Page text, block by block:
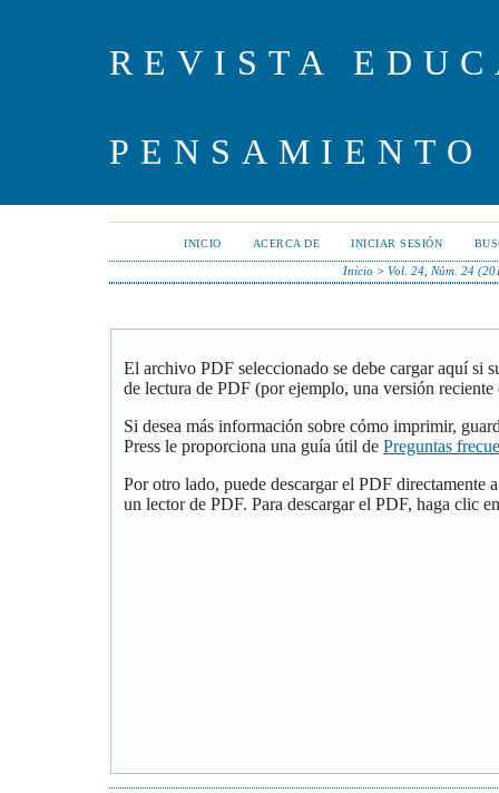
REVISTA
PENSAMIENTO
INICIO ACERCA DE INICIAR SESIÓN
Inicio> Vol. 24, Núm. 24
El archivo PDF seleccionado se debe cargar aquí si
de lectura de PDF (por ejemplo, una versión
Si desea más información sobre cómo imprimir,
Press le proporciona una guía útil de Preguntas
Por otro lado, puede descargar el PDF directamente
un lector de PDF. Para descargar el PDF, haga clic